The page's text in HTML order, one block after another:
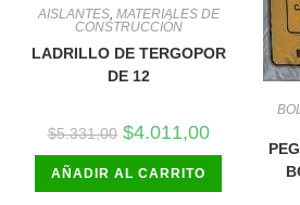
AISLANTES, MATERIALES DE
CONSTRUCCIÓN
LADRILLO DE TERGOPOR
DE 12
$5.331,00 El
precio
original
era:
$5.331,00.
$4.011,00El
actual
$4.011,00.
AÑADIR AL CARRITO